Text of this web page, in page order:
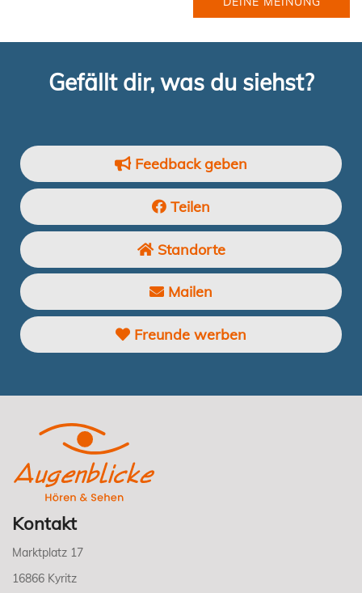
Gefällt dir, was du siehst?
Feedback geben
Teilen
Standorte
Mailen
Freunde werben
Kontakt
Marktplatz 17
16866 Kyritz